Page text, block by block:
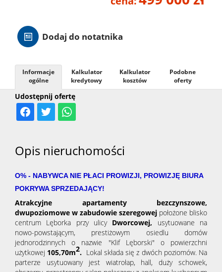
Hale
za
Dodaj do notatnika
Udostępnij ofertę
Informacje
ogólne
Kalkulator
kredytowy
Kalkulator
kosztów
Podobne
oferty
Opis nieruchomości
O% - NABYWCA NIE PŁACI PROWIZJI, PROWIZJĘ BIURA
POKRYWA SPRZEDAJĄCY!
Atrakcyjne apartamenty bezczynszowe,
dwupoziomowe w zabudowie szeregowej położone blisko
centrum Lęborka przy ulicyDworcowej, usytuowane na
nowo-powstającym, prestiżowym osiedlu domów
jednorodzinnych o nazwie "Klif Lęborski" o powierzchni
użytkowej 105,70m2. Lokal składa się z dwóch poziomów. Na
parterze usytuowany jest wiatrołap, hall, duży schowek,